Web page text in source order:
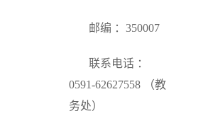
邮编 ：350007
联系电话 ：
0591-62627558 （教
务处）